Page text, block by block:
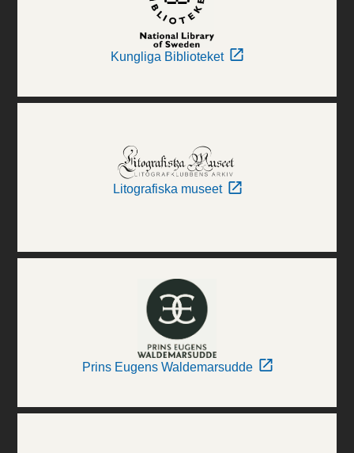
Kungliga Biblioteket
Litografiska museet
Prins Eugens Waldemarsudde